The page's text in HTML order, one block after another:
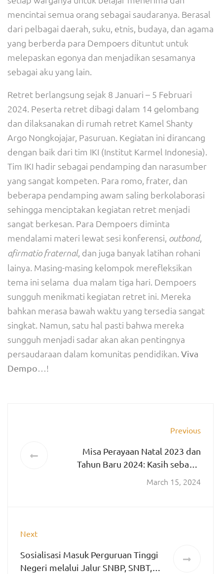
mencintai semua orang sebagai saudaranya. Berasal
dari pelbagai daerah, suku, etnis, budaya, dan agama
yang berberda para Dempoers dituntut untuk
melepaskan egonya dan menjadikan sesamanya
sebagai aku yang lain.
Retret berlangsung sejak 8 Januari – 5 Februari
2024. Peserta retret dibagi dalam 14 gelombang
dan dilaksanakan di rumah retret Kamel Shanty
Argo Nongkojajar, Pasuruan. Kegiatan ini dirancang
dengan baik dari tim IKI (Institut Karmel Indonesia).
Tim IKI hadir sebagai pendamping dan narasumber
yang sangat kompeten. Para romo, frater, dan
beberapa pendamping awam saling berkolaborasi
sehingga menciptakan kegiatan retret menjadi
sangat berkesan. Para Dempoers diminta
mendalami materi lewat sesi konferensi, outbond,
afirmatio fraternal, dan juga banyak latihan rohani
lainya. Masing-masing kelompok merefleksikan
tema ini selama dua malam tiga hari. Dempoers
sungguh menikmati kegiatan retret ini. Mereka
bahkan merasa bawah waktu yang tersedia sangat
singkat. Namun, satu hal pasti bahwa mereka
sungguh menjadi sadar akan akan pentingnya
persaudaraan dalam komunitas pendidikan. Viva
Dempo…!
Previous
Misa Perayaan Natal 2023 dan
Tahun Baru 2024: Kasih sebagai
Pilar Kebahagiaan di SMA Katolik
St. Albertus Malang
March 15, 2024
Next
Sosialisasi Masuk Perguruan Tinggi
Negeri melalui Jalur SNBP, SNBT,